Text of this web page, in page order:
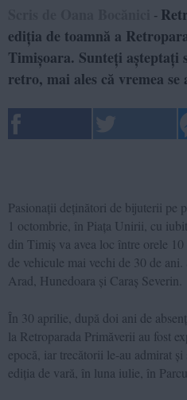
-
ediția de toamnă a
Timișoara. Sunteți așteptați
retro, mai ales că vremea
Pasionații deținători de bijuterii pe
1 octombrie, în Piața Unirii, cu
din Timiș va avea loc între orele
de vehicule mai vechi de 30 de
Arad, Hunedoara și Caraș Severin.
În 30 aprilie, după doi ani de
la Retroparada Primăverii au fost
epocă, iar trecătorii le-au admirat
ediția de vară, în luna iulie, în